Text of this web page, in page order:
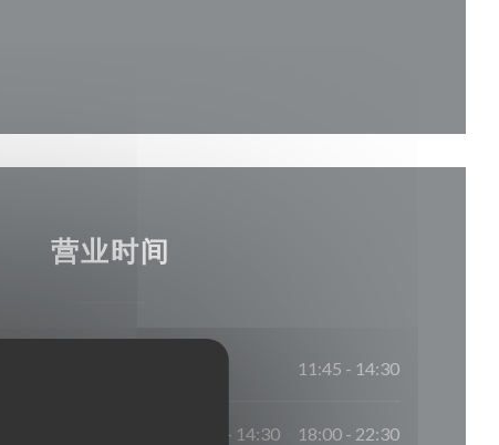
营业时间
11:45 - 14:30
11:45 - 14:30 18:00 - 22:30